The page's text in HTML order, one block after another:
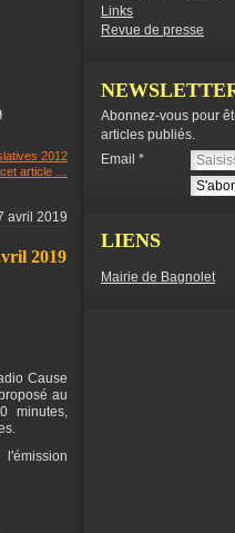
2012
article
avril 2019
2019
Cause
au
minutes,
Links
Revue de presse
Abonnez-vous pour
articles publiés.
Email
LIENS
Mairie de Bagnolet